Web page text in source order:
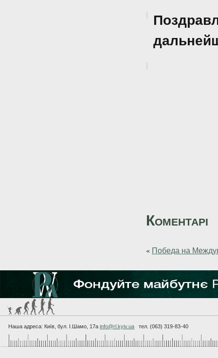
Коментарі
« Победа на
Наша адреса: Київ, бул. I.Шамо, 17а info@rl.kyiv.ua тел. (063) 319-83-40